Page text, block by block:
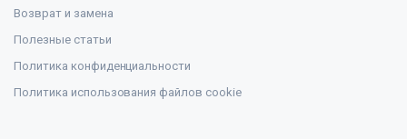
Возврат и замена
Полезные статьи
Политика конфиденциальности
Политика использования файлов cookie